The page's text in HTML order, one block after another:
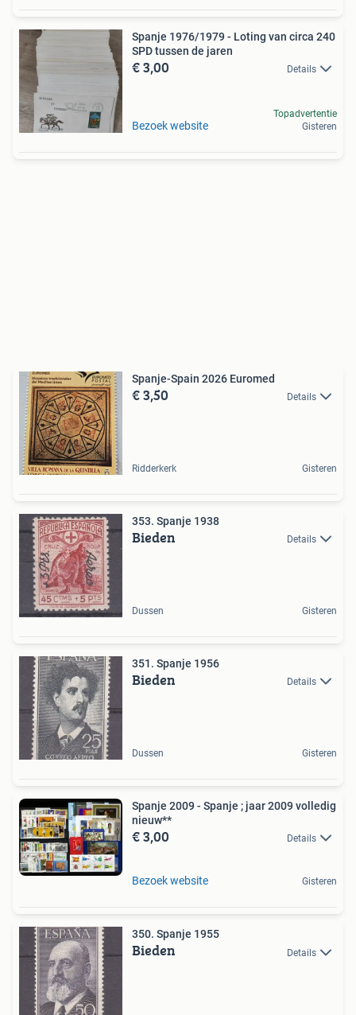
Spanje 1976/1979 - Loting van circa 240
SPD tussen de jaren
€ 3,00 Details
Bezoek website
Topadvertentie
Gisteren
Spanje-Spain 2026 Euromed
€ 3,50 Details
Ridderkerk Gisteren
353. Spanje 1938
Bieden Details
Dussen Gisteren
351. Spanje 1956
Bieden Details
Dussen Gisteren
Spanje 2009 - Spanje ; jaar 2009 volledig
nieuw**
€ 3,00 Details
Bezoek website Gisteren
350. Spanje 1955
Bieden Details